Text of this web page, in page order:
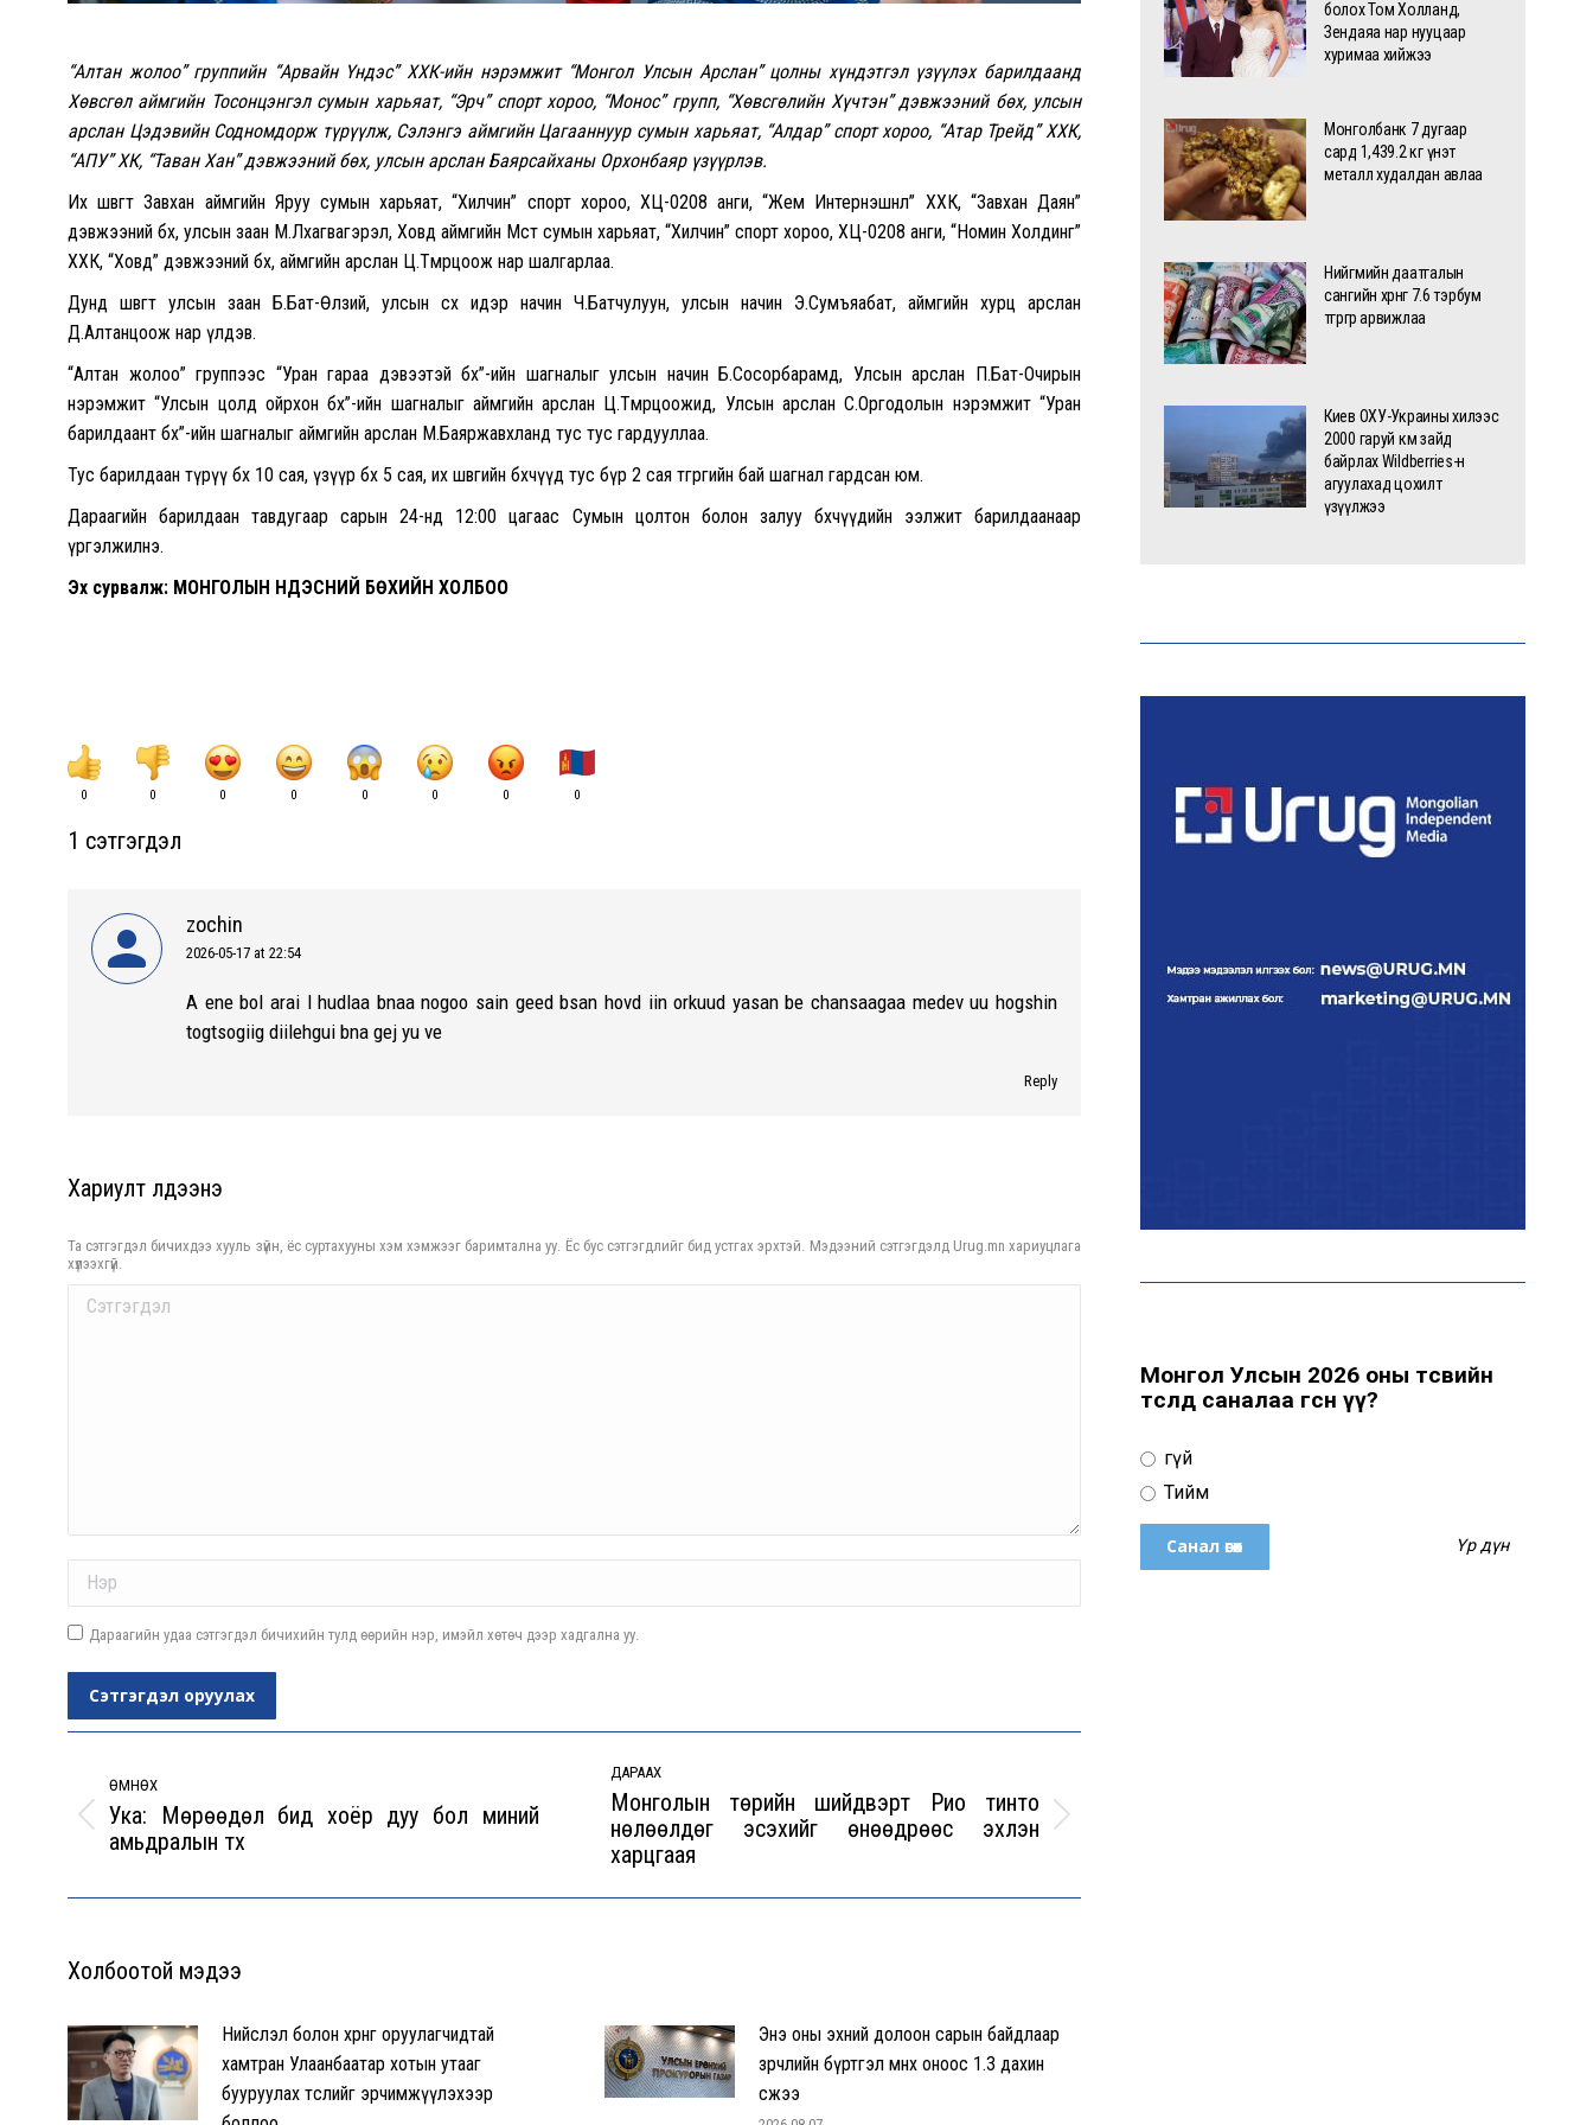
“Алтан жолоо” группийн “Арвайн Үндэс” ХХК-ийн нэрэмжит “Монгол Улсын Арслан” цолны хүндэтгэл үзүүлэх барилдаанд
Хөвсгөл аймгийн Тосонцэнгэл сумын харьяат, “Эрч” спорт хороо, “Монос” групп, “Хөвсгөлийн Хүчтэн” дэвжээний бөх, улсын
арслан Цэдэвийн Содномдорж түрүүлж, Сэлэнгэ аймгийн Цагааннуур сумын харьяат, “Алдар” спорт хороо, “Атар Трейд” ХХК,
“АПУ” ХК, “Таван Хан” дэвжээний бөх, улсын арслан Баярсайханы Орхонбаяр үзүүрлэв.
Их шөвөгт Завхан аймгийн Яруу сумын харьяат, “Хилчин” спорт хороо, ХЦ-0208 анги, “Жем Интернэшнл” ХХК, “Завхан Даян”
дэвжээний бөх, улсын заан М.Лхагвагэрэл, Ховд аймгийн Мөст сумын харьяат, “Хилчин” спорт хороо, ХЦ-0208 анги, “Номин Холдинг”
ХХК, “Ховд” дэвжээний бөх, аймгийн арслан Ц.Төмөрцоож нар шалгарлаа.
Дунд шөвөгт улсын заан Б.Бат-Өлзий, улсын өсөх идэр начин Ч.Батчулуун, улсын начин Э.Сумъяабат, аймгийн хурц арслан
Д.Алтанцоож нар үлдэв.
“Алтан жолоо” группээс “Уран гараа дэвээтэй бөх”-ийн шагналыг улсын начин Б.Сосорбарамд, Улсын арслан П.Бат-Очирын
нэрэмжит “Улсын цолд ойрхон бөх”-ийн шагналыг аймгийн арслан Ц.Төмөрцоожид, Улсын арслан С.Оргодолын нэрэмжит “Уран
барилдаант бөх”-ийн шагналыг аймгийн арслан М.Баяржавхланд тус тус гардууллаа.
Тус барилдаан түрүү бөх 10 сая, үзүүр бөх 5 сая, их шөвгийн бөхчүүд тус бүр 2 сая төгрөгийн бай шагнал гардсан юм.
Дараагийн барилдаан тавдугаар сарын 24-нд 12:00 цагаас Сумын цолтон болон залуу бөхчүүдийн ээлжит барилдаанаар
үргэлжилнэ.
Эх сурвалж: МОНГОЛЫН ҮНДЭСНИЙ БӨХИЙН ХОЛБОО
0 0 0 0 0 0 0 0
1 сэтгэгдэл
zochin
says:
2026-05-17 at 22:54
A ene bol arai l hudlaa bnaa nogoo sain geed bsan hovd iin orkuud yasan be chansaagaa medev uu hogshin
togtsogiig diilehgui bna gej yu ve
Reply
Хариулт үлдээнэ үү
Та сэтгэгдэл бичихдээ хууль зүйн, ёс суртахууны хэм хэмжээг баримтална уу. Ёс бус сэтгэгдлийг бид устгах эрхтэй. Мэдээний сэтгэгдэлд Urug.mn хариуцлага
хүлээхгүй.
Comment
Дараагийн удаа сэтгэгдэл бичихийн тулд өөрийн нэр, имэйл хөтөч дээр хадгална уу.
Сэтгэгдэл оруулах
navigation
ӨМНӨХ
Previous
Ука: Мөрөөдөл бид хоёр дуу бол миний
амьдралын түүх
ДАРААХ
Next
post:
Монголын төрийн шийдвэрт Рио тинто
нөлөөлдөг эсэхийг өнөөдрөөс эхлэн
харцгаая
Холбоотой мэдээ
Нийслэл болон хөрөнгө оруулагчидтай
хамтран Улаанбаатар хотын утааг
бууруулах төслийг эрчимжүүлэхээр
Энэ оны эхний долоон сарын байдлаар
зөрчлийн бүртгэл өмнөх оноос 1.3 дахин
өсжээ
болох Том Холланд,
Зендаяа нар нууцаар
хуримаа хийжээ
Монголбанк 7 дугаар
сард 1,439.2 кг үнэт
металл худалдан авлаа
Нийгмийн даатгалын
сангийн хөрөнгө 7.6 тэрбум
төгрөгөөр арвижлаа
Киев ОХУ-Украины хилээс
2000 гаруй км зайд
байрлах Wildberries-н
агуулахад цохилт
үзүүлжээ
шүүхэд шилжүүлжээ
Шатахууны нийлүүлэлт
Монгол Улсын 2026 оны төсвийн
төсөлд саналаа өгсөн үү?
Үгүй
Тийм
Үр дүн